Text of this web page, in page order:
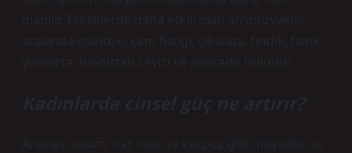
olabilir. Erkeklerde daha etkili olan afrodizyaklar
arasında istiridye, çam fıstığı, çikolata, fındık, fıstık,
yumurta, hindistan cevizi ve avokado bulunur.
Kadınlarda cinsel güç ne artırır?
Ananas, üzüm, nar, incir ve karpuz gibi meyveler ve